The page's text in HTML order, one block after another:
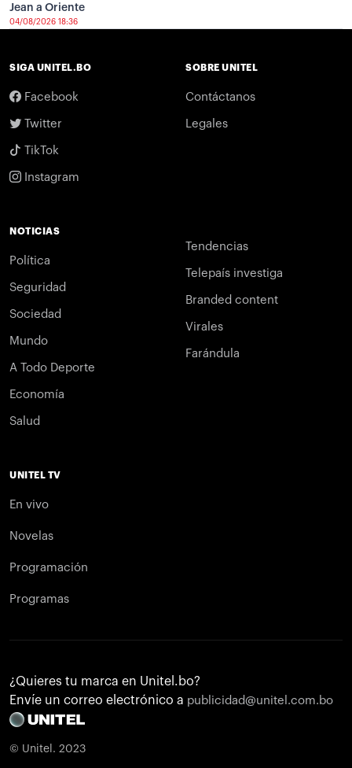
Jean a Oriente
04/08/2026 18:36
SIGA UNITEL.BO
Facebook
Twitter
TikTok
Instagram
SOBRE UNITEL
Contáctanos
Legales
NOTICIAS
Política
Seguridad
Sociedad
Mundo
A Todo Deporte
Economía
Salud
Tendencias
Telepaís investiga
Branded content
Virales
Farándula
UNITEL TV
En vivo
Novelas
Programación
Programas
¿Quieres tu marca en Unitel.bo?
Envíe un correo electrónico a publicidad@unitel.com.bo
© Unitel. 2023